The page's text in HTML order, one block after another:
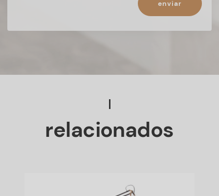
enviar
relacionados